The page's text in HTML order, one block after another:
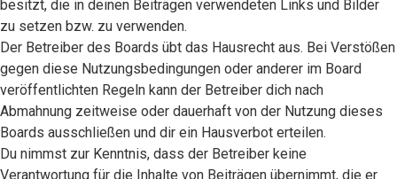
besitzt, die in deinen Beiträgen verwendeten Links und Bilder
zu setzen bzw. zu verwenden.
Der Betreiber des Boards übt das Hausrecht aus. Bei Verstößen
gegen diese Nutzungsbedingungen oder anderer im Board
veröffentlichten Regeln kann der Betreiber dich nach
Abmahnung zeitweise oder dauerhaft von der Nutzung dieses
Boards ausschließen und dir ein Hausverbot erteilen.
Du nimmst zur Kenntnis, dass der Betreiber keine
Verantwortung für die Inhalte von Beiträgen übernimmt, die er